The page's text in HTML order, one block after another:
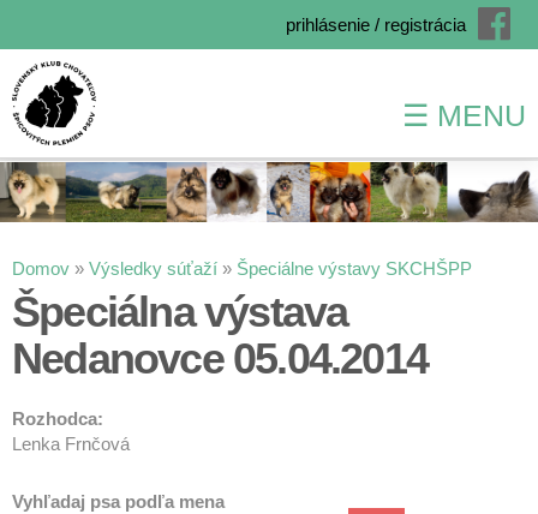
Skočiť
na
hlavný
prihlásenie / registrácia
☰ MENU
Nachádzate sa tu
Domov » Výsledky súťaží » Špeciálne výstavy SKCHŠPP
Špeciálna výstava
Nedanovce 05.04.2014
Rozhodca:
Lenka Frnčová
Vyhľadaj psa podľa mena